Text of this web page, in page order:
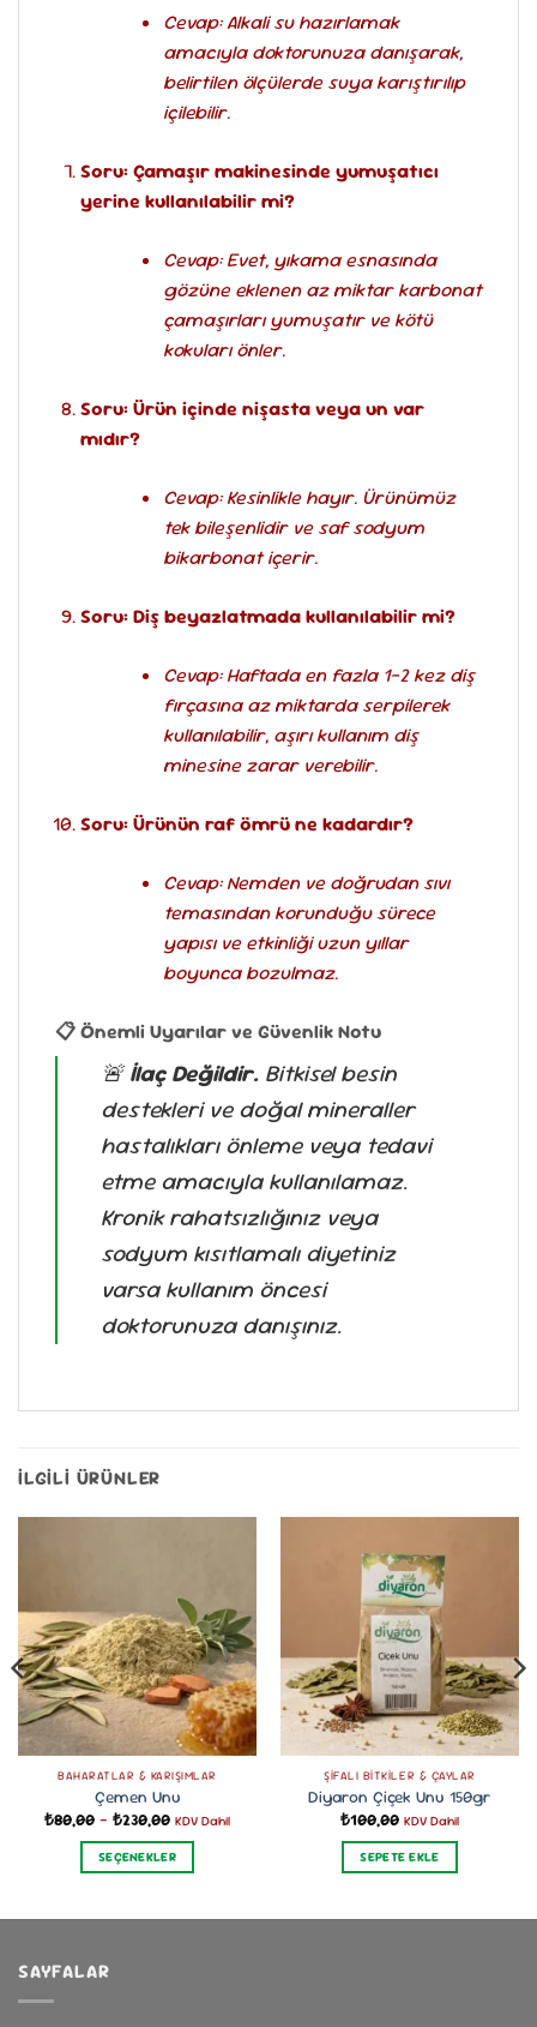
Cevap: Alkali su hazırlamak
amacıyla doktorunuza danışarak,
belirtilen ölçülerde suya karıştırılıp
içilebilir.
Soru: Çamaşır makinesinde yumuşatıcı
yerine kullanılabilir mi?
Cevap: Evet, yıkama esnasında
gözüne eklenen az miktar karbonat
çamaşırları yumuşatır ve kötü
kokuları önler.
Soru: Ürün içinde nişasta veya un var
mıdır?
Cevap: Kesinlikle hayır. Ürünümüz
tek bileşenlidir ve saf sodyum
bikarbonat içerir.
Soru: Diş beyazlatmada kullanılabilir mi?
Cevap: Haftada en fazla 1-2 kez diş
fırçasına az miktarda serpilerek
kullanılabilir, aşırı kullanım diş
minesine zarar verebilir.
Soru: Ürünün raf ömrü ne kadardır?
Cevap: Nemden ve doğrudan sıvı
temasından korunduğu sürece
yapısı ve etkinliği uzun yıllar
boyunca bozulmaz.
📋 Önemli Uyarılar ve Güvenlik Notu
🚨 İlaç Değildir. Bitkisel besin
destekleri ve doğal mineraller
hastalıkları önleme veya tedavi
etme amacıyla kullanılamaz.
Kronik rahatsızlığınız veya
sodyum kısıtlamalı diyetiniz
varsa kullanım öncesi
doktorunuza danışınız.
İLGILI ÜRÜNLER
BAHARATLAR & KARIŞIMLAR
Çemen Unu
₺80,00 – ₺230,00Fiyat
₺80,00
-
₺230,00
KDV Dahil
SEÇENEKLER
ŞIFALI BITKILER & ÇAYLAR
Diyaron Çiçek Unu 150gr
₺100,00 KDV Dahil
SEPETE EKLE
SAYFALAR